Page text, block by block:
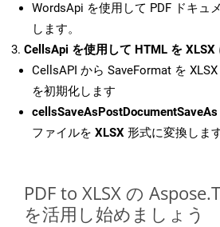
WordsApi を使用して PDF ドキュ
します。
CellsApi を使用して HTML を XLSX
CellsAPI から SaveFormat を
を初期化します
cellsSaveAsPostDocumentSaveAs
ファイルを XLSX 形式に変換しま
PDF to XLSX の
を活用し始めましょう